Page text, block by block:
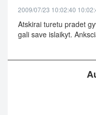
2009/07/23 10:02:40
Atskirai turetu pradet
gali save islaikyt.